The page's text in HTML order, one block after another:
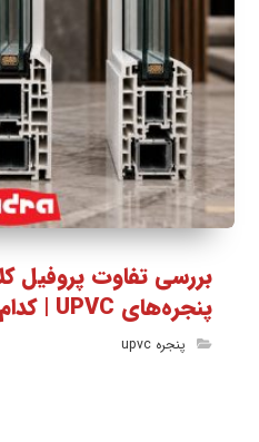
پنجره‌های UPVC | کدام بهتر است؟
پنجره upvc